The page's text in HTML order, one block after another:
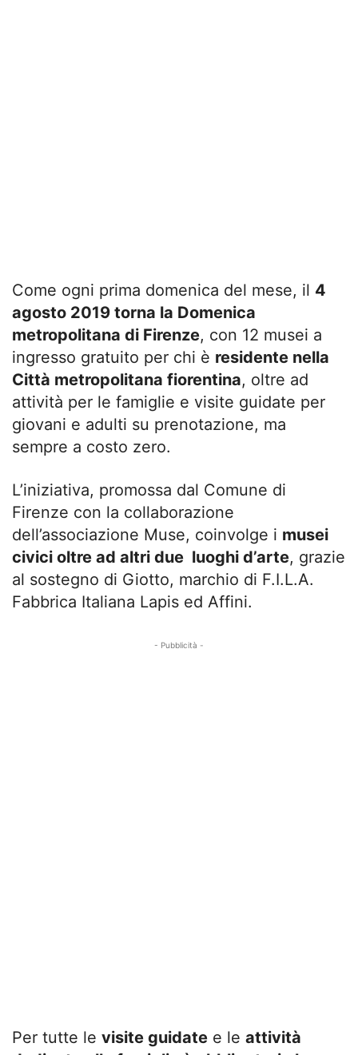
Come ogni prima domenica del mese, il 4
agosto 2019 torna la Domenica
metropolitana di Firenze, con 12 musei a
ingresso gratuito per chi è residente nella
Città metropolitana fiorentina, oltre ad
attività per le famiglie e visite guidate per
giovani e adulti su prenotazione, ma
sempre a costo zero.
L’iniziativa, promossa dal Comune di
Firenze con la collaborazione
dell’associazione Muse, coinvolge i musei
civici oltre ad altri due luoghi d’arte, grazie
al sostegno di Giotto, marchio di F.I.L.A.
Fabbrica Italiana Lapis ed Affini.
- Pubblicità -
Per tutte le visite guidate e le attività